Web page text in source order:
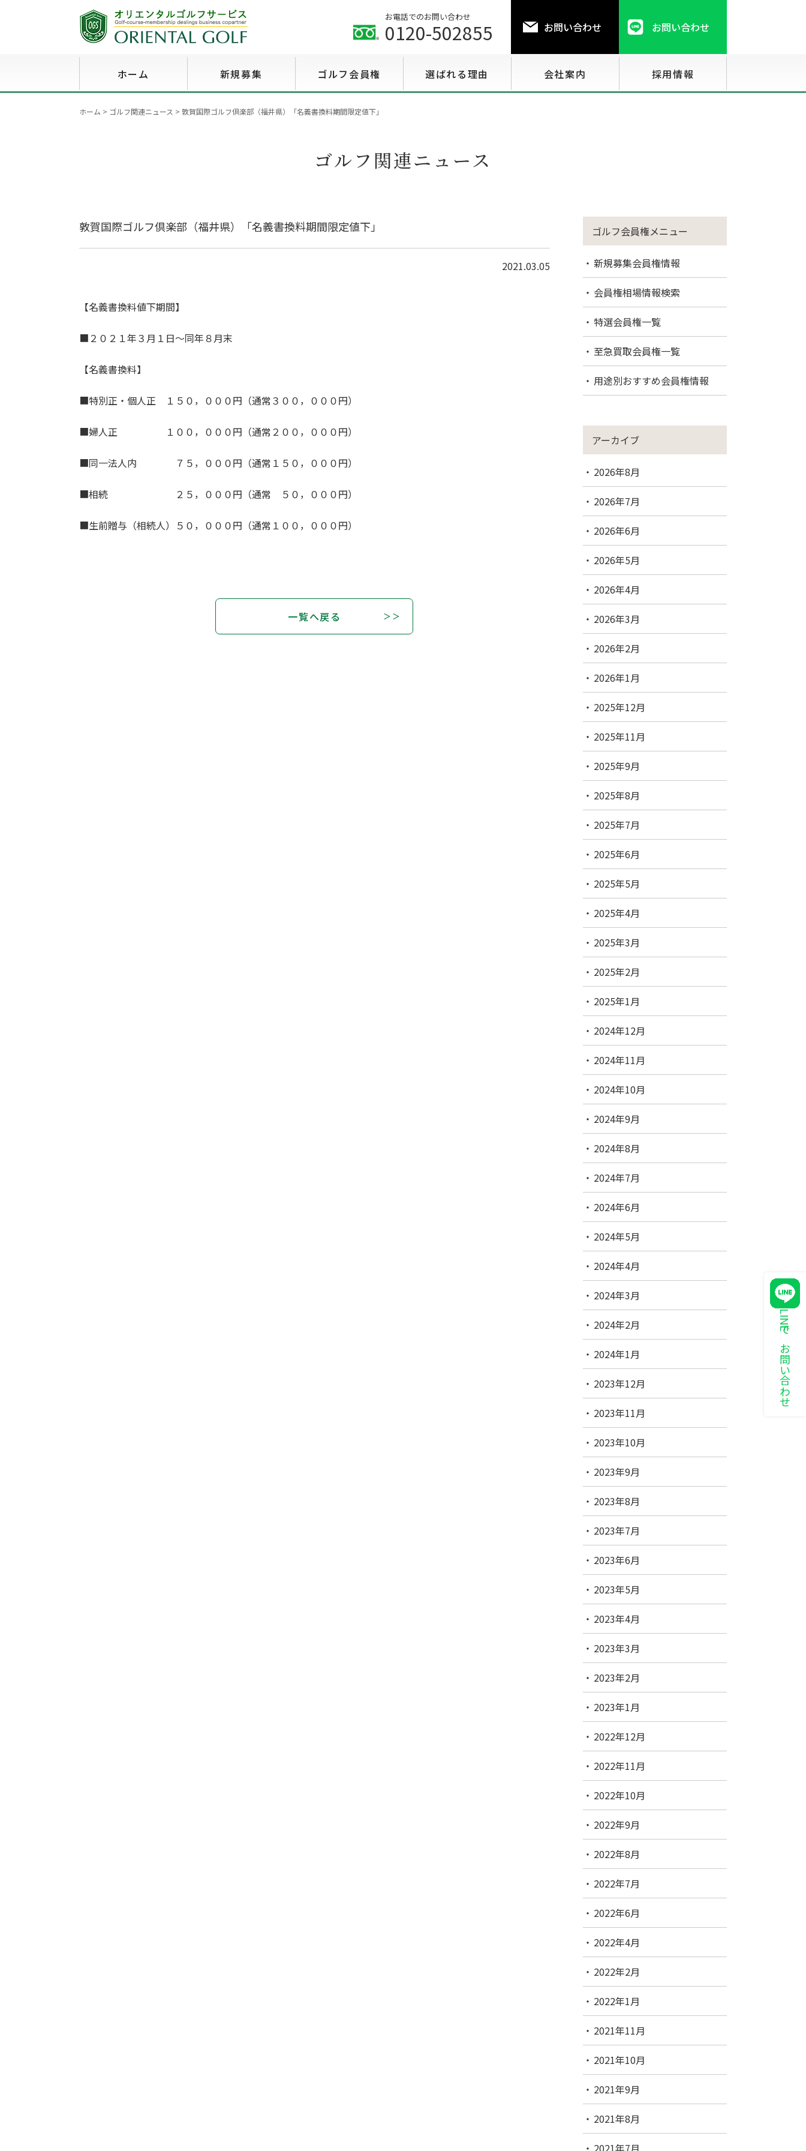
お電話でのお問い合わせ
0120-502855 お問い合わせ お問い合わせ
ホーム 新規募集 ゴルフ会員権
ゴルフ会員権相場情報
至急買い会員権情報
選ばれる理由 会社案内 採用情報
LINEでお問い合わせ
ホーム > ゴルフ関連ニュース > 敦賀国際ゴルフ倶楽部（福井県）「名義書換料期間限定値下」
ゴルフ関連ニュース
敦賀国際ゴルフ倶楽部（福井県）「名義書換料期間限定値下」
2021.03.05
【名義書換料値下期間】
■２０２１年３月１日～同年８月末
【名義書換料】
■特別正・個人正 １５０，０００円（通常３００，０００円）
■婦人正 １００，０００円（通常２００，０００円）
■同一法人内 ７５，０００円（通常１５０，０００円）
■相続 ２５，０００円（通常 ５０，０００円）
■生前贈与（相続人）５０，０００円（通常１００，０００円）
一覧へ戻る
ゴルフ会員権メニュー
新規募集会員権情報
会員権相場情報検索
特選会員権一覧
至急買取会員権一覧
用途別おすすめ会員権情報
アーカイブ
2026年8月
2026年7月
2026年6月
2026年5月
2026年4月
2026年3月
2026年2月
2026年1月
2025年12月
2025年11月
2025年9月
2025年8月
2025年7月
2025年6月
2025年5月
2025年4月
2025年3月
2025年2月
2025年1月
2024年12月
2024年11月
2024年10月
2024年9月
2024年8月
2024年7月
2024年6月
2024年5月
2024年4月
2024年3月
2024年2月
2024年1月
2023年12月
2023年11月
2023年10月
2023年9月
2023年8月
2023年7月
2023年6月
2023年5月
2023年4月
2023年3月
2023年2月
2023年1月
2022年12月
2022年11月
2022年10月
2022年9月
2022年8月
2022年7月
2022年6月
2022年4月
2022年2月
2022年1月
2021年11月
2021年10月
2021年9月
2021年8月
2021年7月